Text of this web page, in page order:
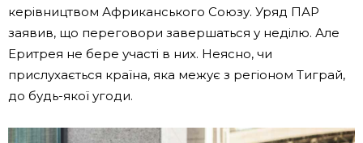
керівництвом Африканського Союзу. Уряд ПАР
заявив, що переговори завершаться у неділю. Але
Еритрея не бере участі в них. Неясно, чи
прислухається країна, яка межує з регіоном Тиграй,
до будь-якої угоди.